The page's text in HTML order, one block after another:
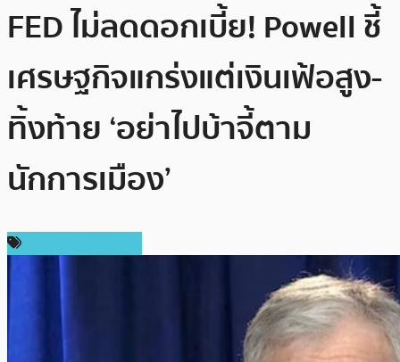
FED ไม่ลดดอกเบี้ย! Powell ชี้
เศรษฐกิจแกร่งแต่เงินเฟ้อสูง-
ทิ้งท้าย ‘อย่าไปบ้าจี้ตาม
นักการเมือง’